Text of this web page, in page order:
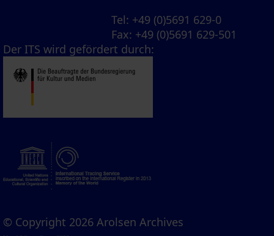
Tel: +49 (0)5691 629-0
Fax: +49 (0)5691 629-501
Der ITS wird gefördert durch:
© Copyright 2026 Arolsen Archives